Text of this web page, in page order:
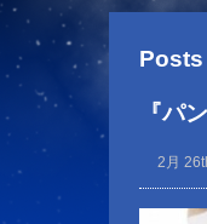
Posts
『パ
2月